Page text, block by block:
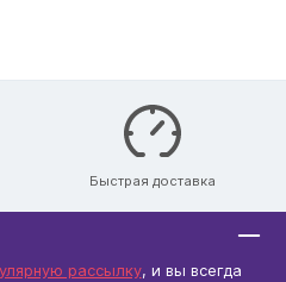
Быстрая доставка
рассылку, и вы всегда